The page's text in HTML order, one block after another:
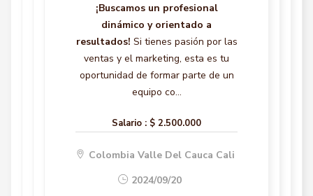
¡Buscamos un profesional
dinámico y orientado a
resultados! Si tienes pasión por las
ventas y el marketing, esta es tu
oportunidad de formar parte de un
equipo co...
Salario : $ 2.500.000
Colombia Valle Del Cauca Cali
2024/09/20